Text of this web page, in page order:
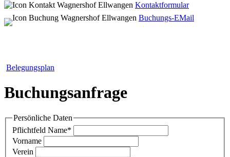
Kontaktformular
Buchungs-EMail
Belegungsplan
Buchungsanfrage
Persönliche Daten
Pflichtfeld Name*
Vorname
Verein